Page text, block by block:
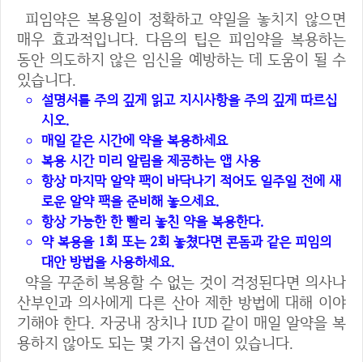
피임약은 복용일이 정확하고 약일을 놓치지 않으면
매우 효과적입니다. 다음의 팁은 피임약을 복용하는
동안 의도하지 않은 임신을 예방하는 데 도움이 될 수
있습니다.
설명서를 주의 깊게 읽고 지시사항을 주의 깊게 따르십
시오.
매일 같은 시간에 약을 복용하세요
복용 시간 미리 알림을 제공하는 앱 사용
항상 마지막 알약 팩이 바닥나기 적어도 일주일 전에 새
로운 알약 팩을 준비해 놓으세요.
항상 가능한 한 빨리 놓친 약을 복용한다.
약 복용을 1회 또는 2회 놓쳤다면 콘돔과 같은 피임의
대안 방법을 사용하세요.
약을 꾸준히 복용할 수 없는 것이 걱정된다면 의사나
산부인과 의사에게 다른 산아 제한 방법에 대해 이야
기해야 한다. 자궁내 장치나 IUD 같이 매일 알약을 복
용하지 않아도 되는 몇 가지 옵션이 있습니다.